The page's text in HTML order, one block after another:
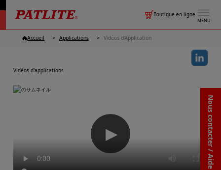
MENU
Boutique en ligne
Nous contacter / Aide
Accueil Applications Vidéos d'Application
Vidéos d'applications
▶